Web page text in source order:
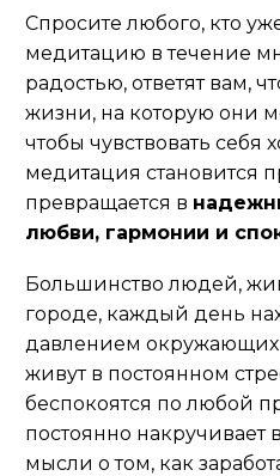
Спросителюбого, кто
медитацию в течение
радостью, ответят вам,
жизни, на которую они
чтобы чувствовать себя
медитация становится
превращается в
любви, гармонии и
Большинство людей,
городе, каждый день
давлением окружающих
живут в постоянном
беспокоятся по любой
постоянно накручивает
мысли о том, как